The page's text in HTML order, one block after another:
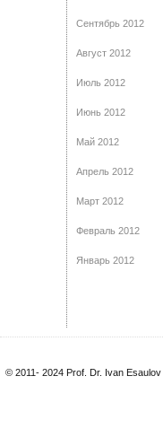
Сентябрь 2012
Август 2012
Июль 2012
Июнь 2012
Май 2012
Апрель 2012
Март 2012
Февраль 2012
Январь 2012
© 2011- 2024 Prof. Dr. Ivan